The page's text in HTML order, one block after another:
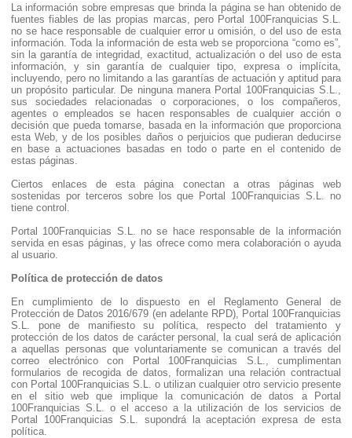
La información sobre empresas que brinda la página se han obtenido de
fuentes fiables de las propias marcas, pero Portal 100Franquicias S.L.
no se hace responsable de cualquier error u omisión, o del uso de esta
información. Toda la información de esta web se proporciona “como es”,
sin la garantía de integridad, exactitud, actualización o del uso de esta
información, y sin garantía de cualquier tipo, expresa o implícita,
incluyendo, pero no limitando a las garantías de actuación y aptitud para
un propósito particular. De ninguna manera Portal 100Franquicias S.L.,
sus sociedades relacionadas o corporaciones, o los compañeros,
agentes o empleados se hacen responsables de cualquier acción o
decisión que pueda tomarse, basada en la información que proporciona
esta Web, y de los posibles daños o perjuicios que pudieran deducirse
en base a actuaciones basadas en todo o parte en el contenido de
estas páginas.
Ciertos enlaces de esta página conectan a otras páginas web
sostenidas por terceros sobre los que Portal 100Franquicias S.L. no
tiene control.
Portal 100Franquicias S.L. no se hace responsable de la información
servida en esas páginas, y las ofrece como mera colaboración o ayuda
al usuario.
Política de protección de datos
En cumplimiento de lo dispuesto en el Reglamento General de
Protección de Datos 2016/679 (en adelante RPD), Portal 100Franquicias
S.L. pone de manifiesto su política, respecto del tratamiento y
protección de los datos de carácter personal, la cual será de aplicación
a aquellas personas que voluntariamente se comunican a través del
correo electrónico con Portal 100Franquicias S.L., cumplimentan
formularios de recogida de datos, formalizan una relación contractual
con Portal 100Franquicias S.L. o utilizan cualquier otro servicio presente
en el sitio web que implique la comunicación de datos a Portal
100Franquicias S.L. o el acceso a la utilización de los servicios de
Portal 100Franquicias S.L. supondrá la aceptación expresa de esta
política.